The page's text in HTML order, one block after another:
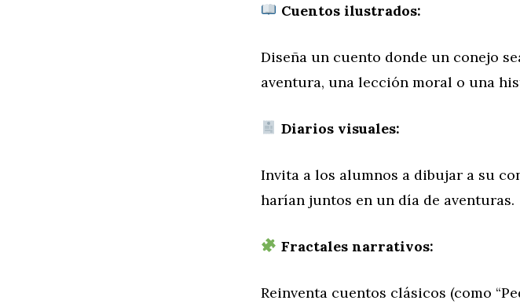
Cuentos ilustrados:
Diseña un cuento donde un conejo
aventura, una lección moral o una
Diarios visuales:
Invita a los alumnos a dibujar a su
harían juntos en un día de aventuras.
Fractales narrativos:
Reinventa cuentos clásicos (como